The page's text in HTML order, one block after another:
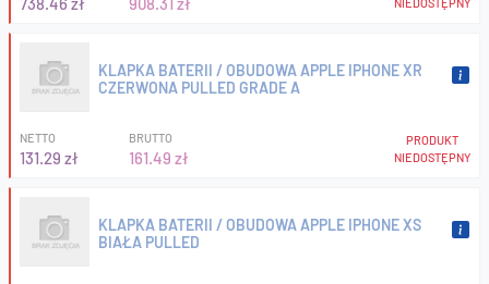
KLAPKA BATERII / OBUDOWA APPLE IPHONE XR
CZERWONA PULLED GRADE A
NETTO
131.29 zł
BRUTTO
161.49 zł
PRODUKT
NIEDOSTĘPNY
KLAPKA BATERII / OBUDOWA APPLE IPHONE XS
BIAŁA PULLED